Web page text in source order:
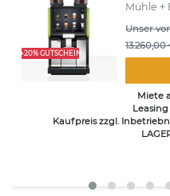
+20% GUTSCHEIN
Mühle +
Unser
13.260,00
Miete
Kaufpreis zzgl.